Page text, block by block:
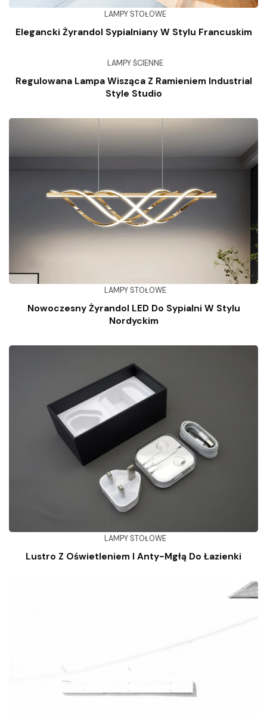
LAMPY STOŁOWE
Elegancki Żyrandol Sypialniany W Stylu Francuskim
LAMPY ŚCIENNE
Regulowana Lampa Wisząca Z Ramieniem Industrial
Style Studio
LAMPY STOŁOWE
Nowoczesny Żyrandol LED Do Sypialni W Stylu
Nordyckim
LAMPY STOŁOWE
Lustro Z Oświetleniem I Anty-Mgłą Do Łazienki